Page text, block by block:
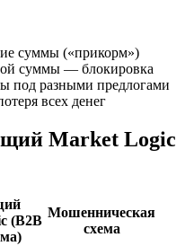
суммы («прикорм»)
суммы — блокировка
под разными предлогами
всех денег
Market Logic
(B2B
Мошенническая
схема